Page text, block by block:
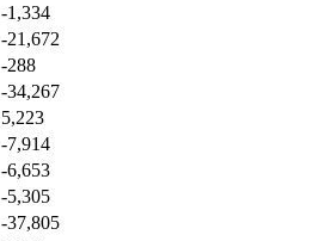
-1,334
-21,672
-288
-34,267
5,223
-7,914
-6,653
-5,305
-37,805